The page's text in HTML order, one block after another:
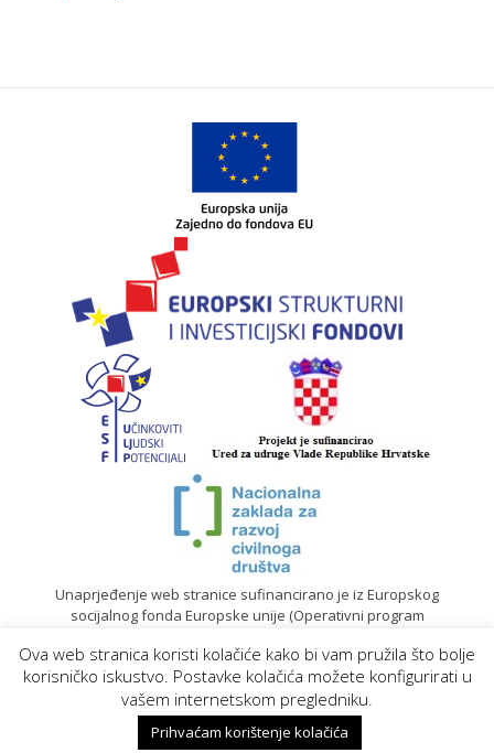
Unaprjeđenje web stranice sufinancirano je iz Europskog
socijalnog fonda Europske unije (Operativni program
© 2020. Sadržaj mrežne stranice isključiva je odgovornost
Gradskog društva Crvenog križa Koprivnica | Izrada web
stranica
Ova web stranica koristi kolačiće kako bi vam pružila što bolje
korisničko iskustvo. Postavke kolačića možete konfigurirati u
vašem internetskom pregledniku.
Prihvaćam korištenje kolačića